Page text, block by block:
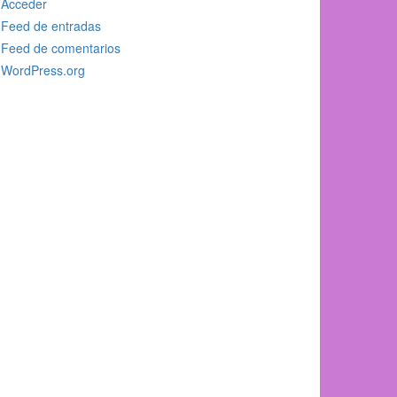
Acceder
Feed de entradas
Feed de comentarios
WordPress.org